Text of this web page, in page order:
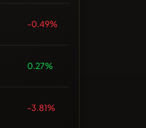
-0.49%
0.27%
-3.81%